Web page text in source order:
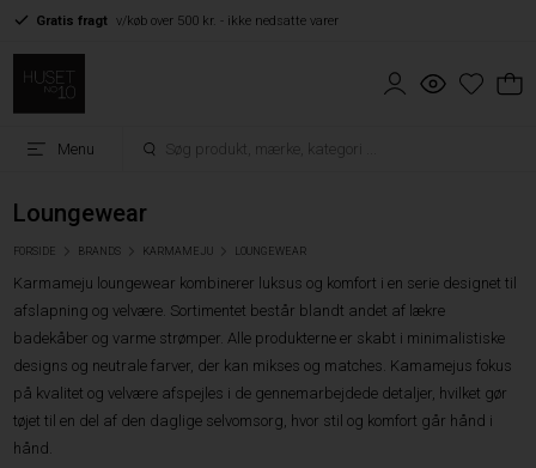
Gratis fragt v/køb over 500 kr. - ikke nedsatte varer
Menu
Loungewear
FORSIDE BRANDS KARMAMEJU LOUNGEWEAR
Karmameju loungewear kombinerer luksus og komfort i en serie designet til
afslapning og velvære. Sortimentet består blandt andet af lækre
badekåber og varme strømper. Alle produkterne er skabt i minimalistiske
designs og neutrale farver, der kan mikses og matches. Kamamejus fokus
på kvalitet og velvære afspejles i de gennemarbejdede detaljer, hvilket gør
tøjet til en del af den daglige selvomsorg, hvor stil og komfort går hånd i
hånd.